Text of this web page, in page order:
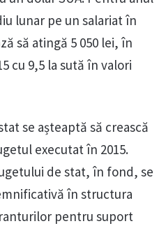
lunar pe un salariat în
să atingă 5 050 lei, în
cu 9,5 la sută în valori
se așteaptă să crească
executat în 2015.
de stat, în fond, se
în structura
pentru suport